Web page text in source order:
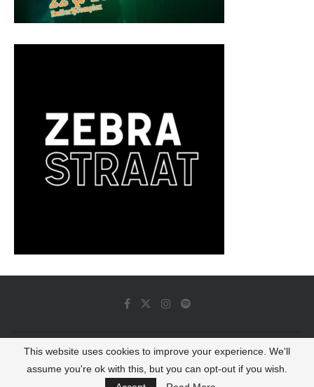
© 2022 - Luminous Dash All Rights Reserved
BACK TO TOP
This website uses cookies to improve your experience. We'll
assume you're ok with this, but you can opt-out if you wish.